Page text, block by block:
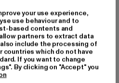
i?
your use experience,
use behaviour and to
based contents and
partners to extract data
include the processing of
countries which do not have
If you want to change
By clicking on "Accept" you